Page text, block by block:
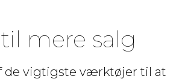
mere salg
de vigtigste værktøjer til at